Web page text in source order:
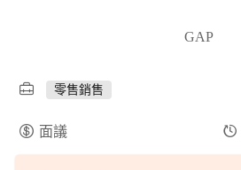
GAP
零售銷售
面議